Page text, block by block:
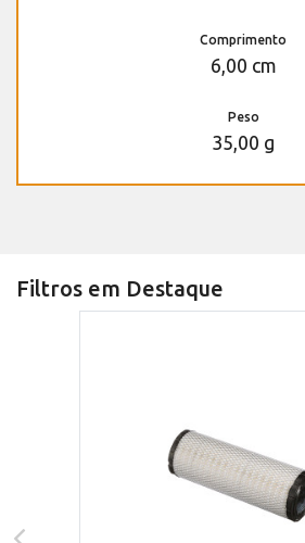
Comprimento
6,00 cm
Peso
35,00 g
Filtros em Destaque